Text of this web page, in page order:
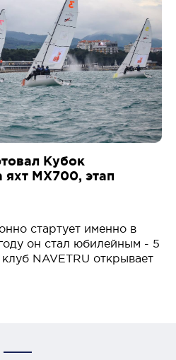
Кубок
MX700, этап
стартует именно в
он стал юбилейным - 5
NAVETRU открывает